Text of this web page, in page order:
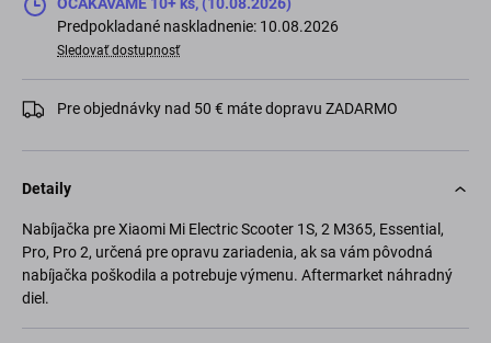
OČAKÁVAME 10+ ks, (10.08.2026)
Predpokladané naskladnenie: 10.08.2026
Sledovať dostupnosť
Pre objednávky nad 50 € máte dopravu ZADARMO
Detaily
Nabíjačka pre Xiaomi Mi Electric Scooter 1S, 2 M365, Essential,
Pro, Pro 2, určená pre opravu zariadenia, ak sa vám pôvodná
nabíjačka poškodila a potrebuje výmenu. Aftermarket náhradný
diel.